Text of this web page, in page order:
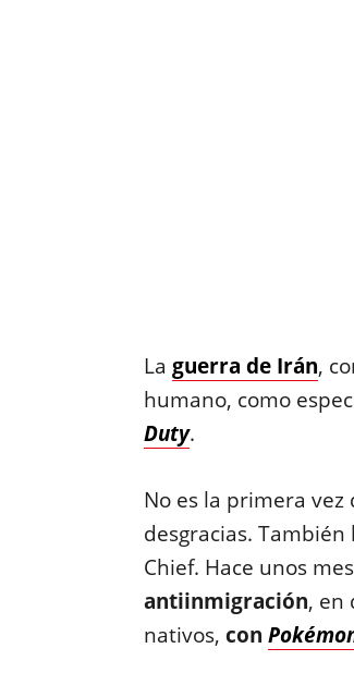
La guerra de Irán,
humano, como
Duty.
No es la primera
desgracias.
Chief. Hace unos
antiinmigración, en
nativos, con